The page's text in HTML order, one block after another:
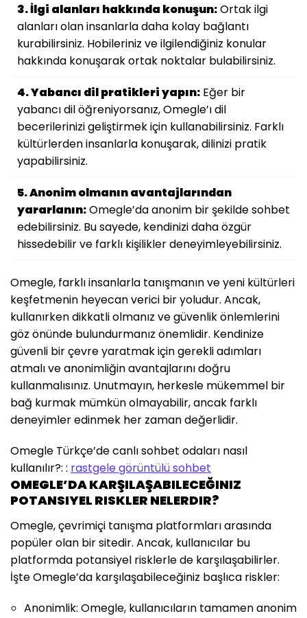
3. İlgi alanları hakkında konuşun:Ortak ilgi
alanları olan insanlarla daha kolay bağlantı
kurabilirsiniz. Hobileriniz ve ilgilendiğiniz konular
hakkında konuşarak ortak noktalar bulabilirsiniz.
4. Yabancı dil pratikleri yapın: Eğer bir
yabancı dil öğreniyorsanız, Omegle’ı dil
becerilerinizi geliştirmek için kullanabilirsiniz. Farklı
kültürlerden insanlarla konuşarak, dilinizi pratik
yapabilirsiniz.
5. Anonim olmanın avantajlarından
yararlanın:Omegle’da anonim bir şekilde sohbet
edebilirsiniz. Bu sayede, kendinizi daha özgür
hissedebilir ve farklı kişilikler deneyimleyebilirsiniz.
Omegle, farklı insanlarla tanışmanın ve yeni kültürleri
keşfetmenin heyecan verici bir yoludur. Ancak,
kullanırken dikkatli olmanız ve güvenlik önlemlerini
göz önünde bulundurmanız önemlidir. Kendinize
güvenli bir çevre yaratmak için gerekli adımları
atmalı ve anonimliğin avantajlarını doğru
kullanmalısınız. Unutmayın, herkesle mükemmel bir
bağ kurmak mümkün olmayabilir, ancak farklı
deneyimler edinmek her zaman değerlidir.
Omegle Türkçe’de canlı sohbet odaları nasıl
kullanılır?: : rastgele görüntülü sohbet
OMEGLE’DA KARŞILAŞABILECEĞINIZ
POTANSIYEL RISKLER NELERDIR?
Omegle, çevrimiçi tanışma platformları arasında
popüler olan bir sitedir. Ancak, kullanıcılar bu
platformda potansiyel risklerle de karşılaşabilirler.
İşte Omegle’da karşılaşabileceğiniz başlıca riskler:
Anonimlik: Omegle, kullanıcıların tamamen anonim